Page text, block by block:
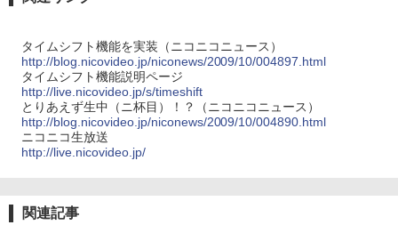
タイムシフト機能を実装（ニコニコニュース）
http://blog.nicovideo.jp/niconews/2009/10/004897.html
タイムシフト機能説明ページ
http://live.nicovideo.jp/s/timeshift
とりあえず生中（ニ杯目）！？（ニコニコニュース）
http://blog.nicovideo.jp/niconews/2009/10/004890.html
ニコニコ生放送
http://live.nicovideo.jp/
関連記事